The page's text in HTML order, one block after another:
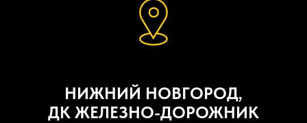
НИЖНИЙ НОВГОРОД,
ДК ЖЕЛЕЗНО-ДОРОЖНИК